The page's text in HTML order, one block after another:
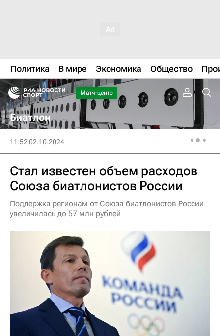
Политика В мире Экономика Общество
Матч-центр
Биатлон
11:52 02.10.2024
Стал известен объем расходов
Союза биатлонистов России
Поддержка регионам от Союза биатлонистов России
увеличилась до 57 млн рублей